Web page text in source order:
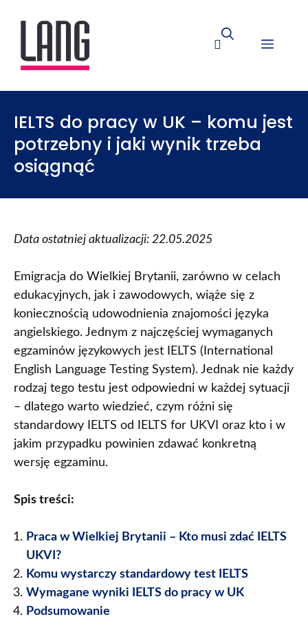
IELTS do pracy w UK – komu jest
potrzebny i jaki wynik trzeba
osiągnąć
Data ostatniej aktualizacji: 22.05.2025
Emigracja do Wielkiej Brytanii, zarówno w celach
edukacyjnych, jak i zawodowych, wiąże się z
koniecznością udowodnienia znajomości języka
angielskiego. Jednym z najczęściej wymaganych
egzaminów językowych jest IELTS (International
English Language Testing System). Jednak nie każdy
rodzaj tego testu jest odpowiedni w każdej sytuacji
– dlatego warto wiedzieć, czym różni się
standardowy IELTS od IELTS for UKVI oraz kto i w
jakim przypadku powinien zdawać konkretną
wersję egzaminu.
Spis treści:
Praca w Wielkiej Brytanii – Kto musi zdać IELTS
UKVI?
Komu wystarczy standardowy test IELTS
Wymagane wyniki IELTS do pracy w UK
Podsumowanie